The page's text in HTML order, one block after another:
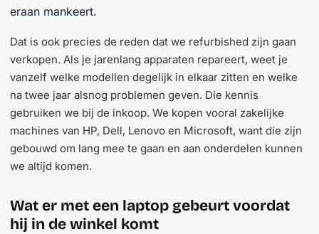
eraan mankeert.
Dat is ook precies de reden dat we refurbished zijn gaan
verkopen. Als je jarenlang apparaten repareert, weet je
vanzelf welke modellen degelijk in elkaar zitten en welke
na twee jaar alsnog problemen geven. Die kennis
gebruiken we bij de inkoop. We kopen vooral zakelijke
machines van HP, Dell, Lenovo en Microsoft, want die zijn
gebouwd om lang mee te gaan en aan onderdelen kunnen
we altijd komen.
Wat er met een laptop gebeurt voordat
hij in de winkel komt